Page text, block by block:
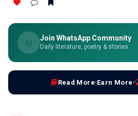
Join WhatsApp Community
Daily literature, poetry & stories
Read More Earn More